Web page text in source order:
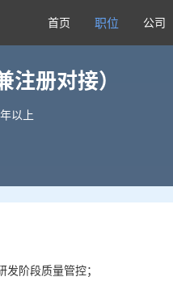
首页 职位 公司
注册对接）
以上
阶段质量管控；